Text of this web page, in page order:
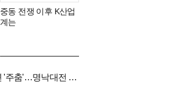
중동 전쟁 이후 K산업
계는
[정치] 이재명 '건재' 이낙연 '주춤'…명낙대전 불안한 휴전